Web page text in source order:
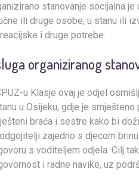
stanovanje socijalna
ili druge osobe, u stanu ili
i druge potrebe.
organiziranog
u Klasje ovaj je odjel
u Osijeku, gdje je
braća i sestre kako bi
zajedno s djecom
s voditeljem odjela. Cilj
i radne navike, uz